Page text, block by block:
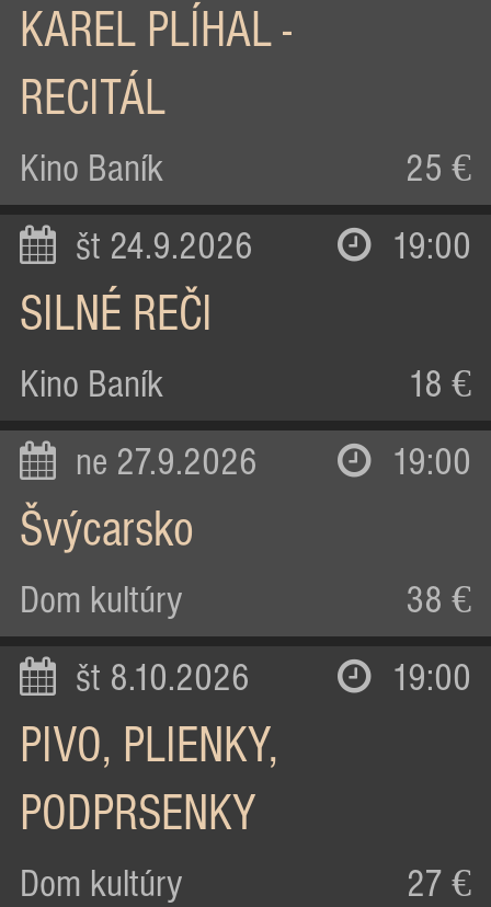
KAREL PLÍHAL -
RECITÁL
Kino Baník 25 €
št 24.9.2026 19:00
SILNÉ REČI
Kino Baník 18 €
ne 27.9.2026 19:00
Švýcarsko
Dom kultúry 38 €
št 8.10.2026 19:00
PIVO, PLIENKY,
PODPRSENKY
Dom kultúry 27 €